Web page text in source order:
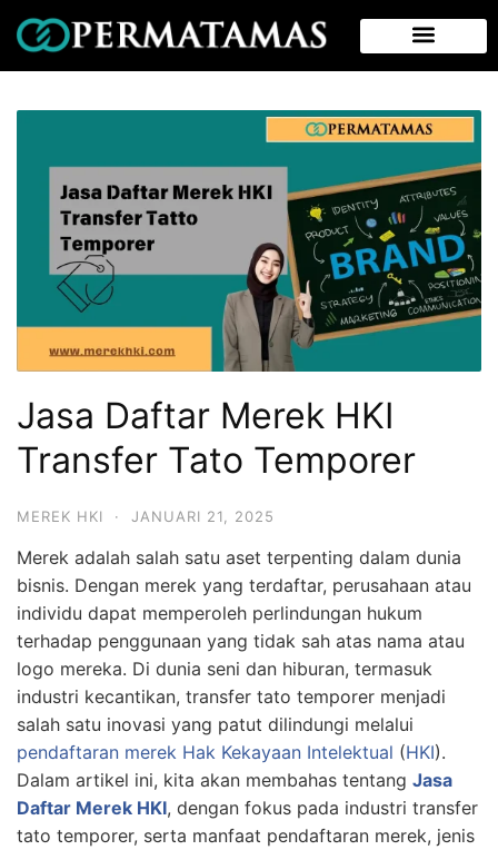
Jasa Daftar Merek HKI
Transfer Tato Temporer
MEREK HKI · JANUARI 21, 2025
Merek adalah salah satu aset terpenting dalam dunia
bisnis. Dengan merek yang terdaftar, perusahaan atau
individu dapat memperoleh perlindungan hukum
terhadap penggunaan yang tidak sah atas nama atau
logo mereka. Di dunia seni dan hiburan, termasuk
industri kecantikan, transfer tato temporer menjadi
salah satu inovasi yang patut dilindungi melalui
pendaftaran merek Hak Kekayaan Intelektual (HKI).
Dalam artikel ini, kita akan membahas tentang Jasa
Daftar Merek HKI, dengan fokus pada industri transfer
tato temporer, serta manfaat pendaftaran merek, jenis